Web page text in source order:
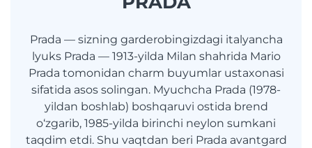
Prada — sizning garderobingizdagi italyancha
lyuks Prada — 1913-yilda Milan shahrida Mario
Prada tomonidan charm buyumlar ustaxonasi
sifatida asos solingan. Myuchcha Prada (1978-
yildan boshlab) boshqaruvi ostida brend
o‘zgarib, 1985-yilda birinchi neylon sumkani
taqdim etdi. Shu vaqtdan beri Prada avantgard